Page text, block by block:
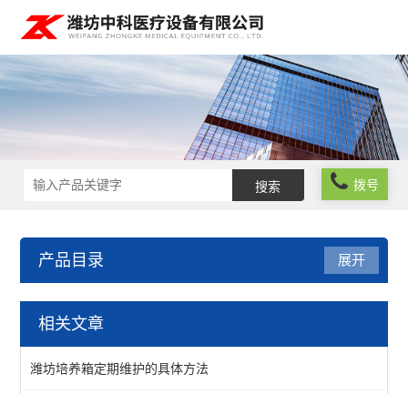
拨号
产品目录
实验室仪器设备
展开
相关文章
潍坊培养箱定期维护的具体方法